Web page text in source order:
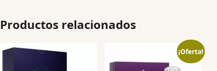
Productos relacionados
¡Oferta!